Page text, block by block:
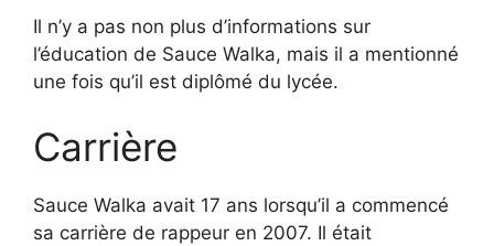
Il n’y a pas non plus d’informations sur
l’éducation de Sauce Walka, mais il a mentionné
une fois qu’il est diplômé du lycée.
Carrière
Sauce Walka avait 17 ans lorsqu’il a commencé
sa carrière de rappeur en 2007. Il était